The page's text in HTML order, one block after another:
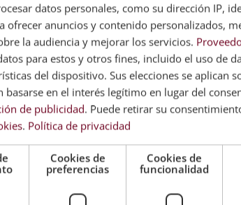
DIRECCIÓN
MADRID
Calle José Abascal, Nº 41
28003 Madrid, España
Ir al mapa
POR WHATSAPP
datos personales, como su dirección IP,
ofrecer anuncios y contenido personalizados,
la audiencia y mejorar los servicios.
para estos y otros fines, incluido el uso de
del dispositivo. Sus elecciones se aplican
basarse en el interés legítimo en lugar del
de publicidad. Puede retirar su
. Política de privacidad
Cookies de
preferencias
Cookies de
funcionalidad